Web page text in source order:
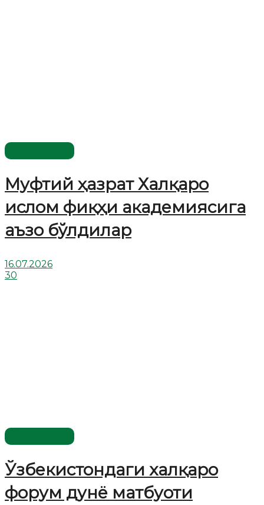
Муфтий ҳазрат Халқаро
ислом фиқҳи академиясига
аъзо бўлдилар
16.07.2026
30
Ўзбекистондаги халқаро
форум дунё матбуоти